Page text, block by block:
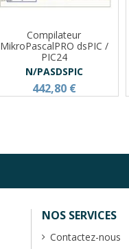
Compilateur
MikroPascalPRO dsPIC /
PIC24
N/PASDSPIC
442,80 €
NOS SERVICES
Contactez-nous